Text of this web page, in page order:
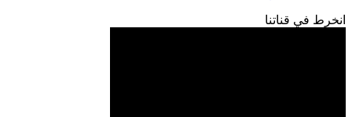
انخرط في قناتنا